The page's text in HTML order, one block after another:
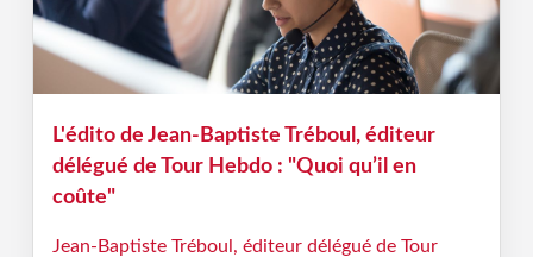
L'édito de Jean-Baptiste Tréboul, éditeur
délégué de Tour Hebdo : "Quoi qu’il en
coûte"
Jean-Baptiste Tréboul, éditeur délégué de Tour